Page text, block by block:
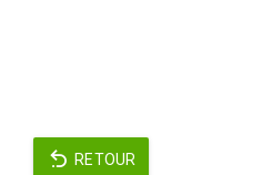
RETOUR